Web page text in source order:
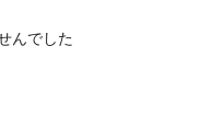
んでした